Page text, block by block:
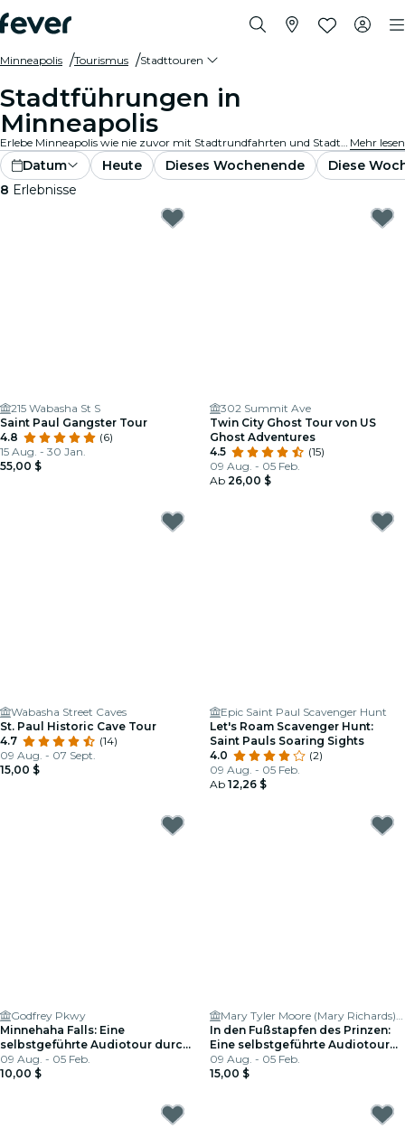
Minneapolis Tourismus Stadttouren
Stadtführungen in
Minneapolis
Erlebe Minneapolis wie nie zuvor mit Stadtrundfahrten und Stadtrundfahrtpaketen. Während du die berühmten Wahrzeichen, versteckten Juwelen und lokalen Hotspots von Minneapolis erkundest, entdeckst du die Geschichten, die die Stadt zum Leben erwecken. Mehr lesen
Datum Heute Dieses Wochenende
Diese
8 Erlebnisse
215 Wabasha St S
Saint Paul Gangster Tour
4.8
(6)
15 Aug. - 30 Jan.
55,00 $
302 Summit Ave
Twin City Ghost Tour von US
Ghost Adventures
4.5
(15)
09 Aug. - 05 Feb.
Ab 26,00 $
Wabasha Street Caves
St. Paul Historic Cave Tour
4.7
(14)
09 Aug. - 07 Sept.
15,00 $
Epic Saint Paul Scavenger Hunt
Let's Roam Scavenger Hunt:
Saint Pauls Soaring Sights
4.0
(2)
09 Aug. - 05 Feb.
Ab 12,26 $
Godfrey Pkwy
Minnehaha Falls: Eine
selbstgeführte Audiotour durch
Minneapolis
09 Aug. - 05 Feb.
10,00 $
Mary Tyler Moore (Mary Richards) Statue
In den Fußstapfen des Prinzen:
Eine selbstgeführte Audiotour
durch die Innenstadt von
Minneapolis
09 Aug. - 05 Feb.
15,00 $